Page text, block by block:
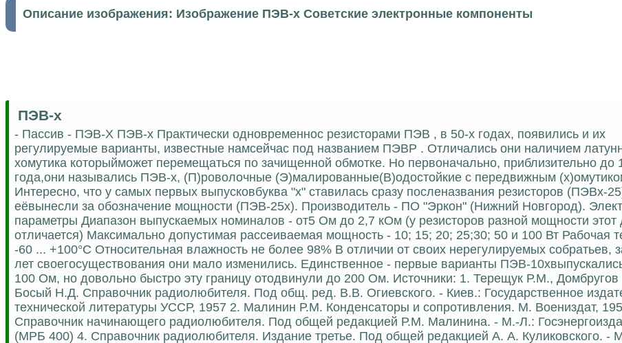
Описание изображения: Изображение ПЭВ-х Советские электронные компоненты
ПЭВ-х
- Пассив - ПЭВ-Х ПЭВ-х Практически одновременнос резисторами ПЭВ , в 50-х годах, появились и их
регулируемые варианты, известные намсейчас под названием ПЭВР . Отличались они наличием
хомутика которыйможет перемещаться по зачищенной обмотке. Но первоначально, приблизительно до
года,они назывались ПЭВ-х, (П)роволочные (Э)малированные(В)одостойкие с передвижным
Интересно, что у самых первых выпусковбуква "х" ставилась сразу посленазвания резисторов (ПЭВх-
еёвынесли за обозначение мощности (ПЭВ-25х). Производитель - ПО "Эркон" (Нижний Новгород).
параметры Диапазон выпускаемых номиналов - от5 Ом до 2,7 кОм (у резисторов разной мощности этот
отличается) Максимально допустимая рассеиваемая мощность - 10; 15; 20; 25;30; 50 и 100 Вт Рабочая
-60 ... +100°С Относительная влажность не более 98% В отличии от своих нерегулируемых собратьев,
лет своегосуществования они мало изменились. Единственное - первые варианты ПЭВ-
100 Ом, но довольно быстро эту границу отодвинули до 200 Ом. Источники: 1. Терещук Р.М.,
Босый Н.Д. Справочник радиолюбителя. Под общ. ред. В.В. Огиевского. - Киев.: Государственное
технической литературы УССР, 1957 2. Малинин Р.М. Конденсаторы и сопротивления. М. Воениздат,
Справочник начинающего радиолюбителя. Под общей редакцией Р.М. Малинина. - М.-Л.:
(МРБ 400) 4. Справочник радиолюбителя. Издание третье. Под общей редакцией А. А. Куликовского. -